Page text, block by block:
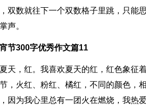
双数就往下一个双数格子里跳，只能
声。
节300字优秀作文篇11
天，红。我喜欢夏天的红，红色象征
，火红、粉红、橘红，不同的颜色，
因为我心里总有一团火在燃烧，我热